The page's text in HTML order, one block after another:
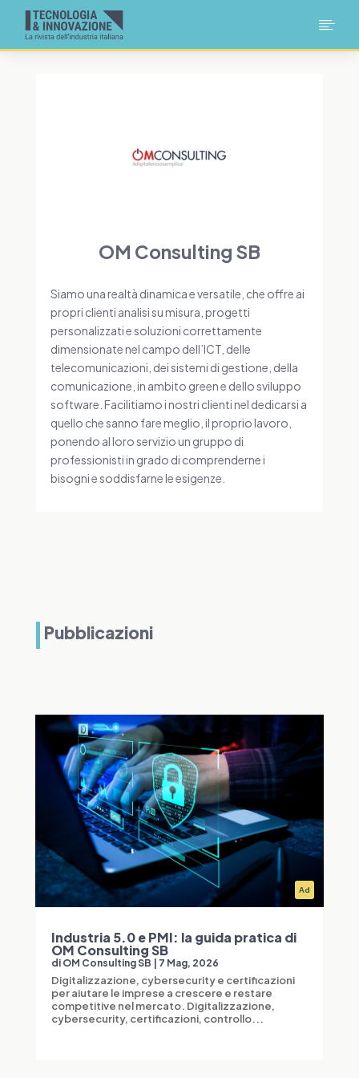

OM Consulting SB
Siamo una realtà dinamica e versatile, che offre ai
propri clienti analisi su misura, progetti
personalizzati e soluzioni correttamente
dimensionate nel campo dell’ICT, delle
telecomunicazioni, dei sistemi di gestione, della
comunicazione, in ambito green e dello sviluppo
software. Facilitiamo i nostri clienti nel dedicarsi a
quello che sanno fare meglio, il proprio lavoro,
ponendo al loro servizio un gruppo di
professionisti in grado di comprenderne i
bisogni e soddisfarne le esigenze.
Pubblicazioni
Ad
Industria 5.0 e PMI: la guida pratica di
OM Consulting SB
di OM Consulting SB 7 Mag, 2026
Digitalizzazione, cybersecurity e certificazioni
per aiutare le imprese a crescere e restare
competitive nel mercato. Digitalizzazione,
cybersecurity, certificazioni, controllo...